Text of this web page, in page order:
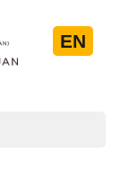
EN